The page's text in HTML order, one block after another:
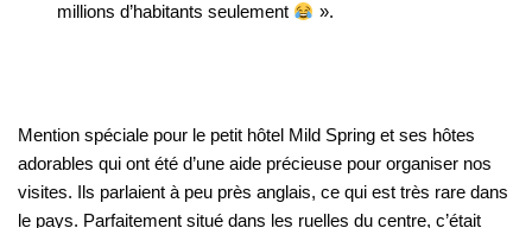
millions d’habitants seulement
».
Mention spéciale pour le petit hôtel Mild Spring et ses hôtes
adorables qui ont été d’une aide précieuse pour organiser nos
visites. Ils parlaient à peu près anglais, ce qui est très rare dans
le pays. Parfaitement situé dans les ruelles du centre, c’était